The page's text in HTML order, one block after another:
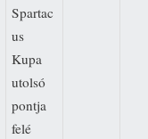
Spartac
us
Kupa
utolsó
pontja
felé